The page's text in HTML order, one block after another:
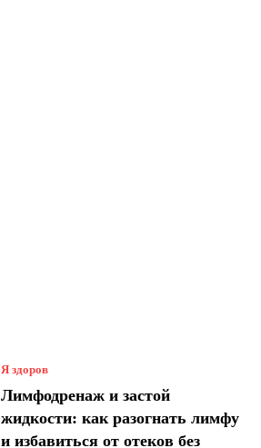
Я здоров
Лимфодренаж и застой
жидкости: как разогнать лимфу
и избавиться от отеков без